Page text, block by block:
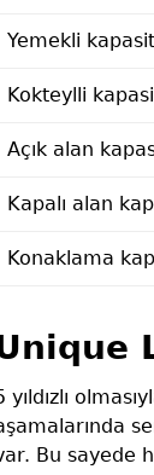
Yemekli
Kokteylli
Açık alan
Kapalı alan
Konaklama
yıldızlı
Bu sayede